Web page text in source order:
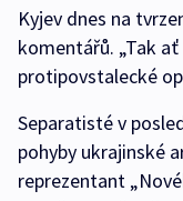
Kyjev dnes na
komentářů. „Tak
protipovstalecké
Separatisté v
pohyby ukrajinské
reprezentant